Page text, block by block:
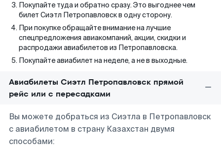
Покупайте туда и обратно сразу. Это выгоднее чем
билет Сиэтл Петропавловск в одну сторону.
При покупке обращайте внимание на лучшие
спецпредложения авиакомпаний, акции, скидки и
распродажи авиабилетов из Петропавловска.
Покупайте авиабилет на неделе, а не в выходные.
Авиабилеты Сиэтл Петропавловск прямой
рейс или с пересадками
Вы можете добраться из Сиэтла в Петропавловск
с авиабилетом в страну Казахстан двумя
способами: